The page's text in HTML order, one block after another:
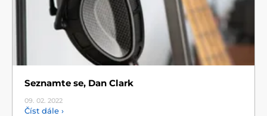
Seznamte se, Dan Clark
09. 02. 2022
Číst dále ›